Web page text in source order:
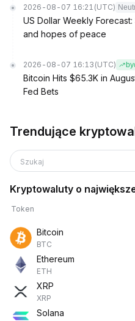
2026-08-07 16:21 (UTC)
US Dollar Weekly
and hopes of peace
2026-08-07 16:13 (UTC)
Bitcoin Hits $65.3K in
Fed Bets
Trendujące
Szukaj
Kryptowaluty o
Token
Bitcoin
BTC
Ethereum
ETH
XRP
XRP
Solana